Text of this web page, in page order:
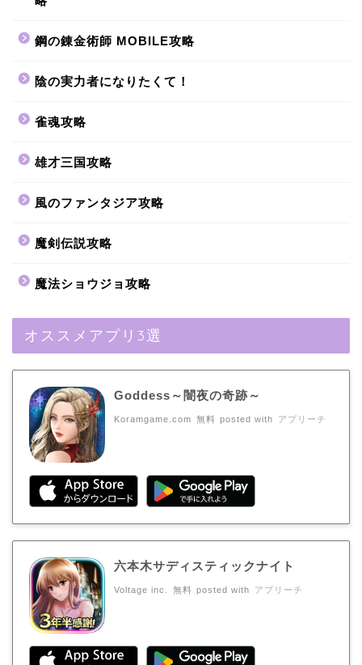
鋼の錬金術師 MOBILE攻略
陰の実力者になりたくて！
雀魂攻略
雄才三国攻略
風のファンタジア攻略
魔剣伝説攻略
魔法ショウジョ攻略
オススメアプリ3選
Goddess～闇夜の奇跡～
Koramgame.com 無料 posted with アプリーチ
六本木サディスティックナイト
Voltage inc. 無料 posted with アプリーチ